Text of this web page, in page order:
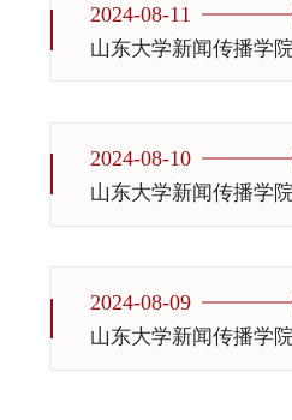
2024-08-11
山东大学新闻传播学
2024-08-10
山东大学新闻传播学
2024-08-09
山东大学新闻传播学